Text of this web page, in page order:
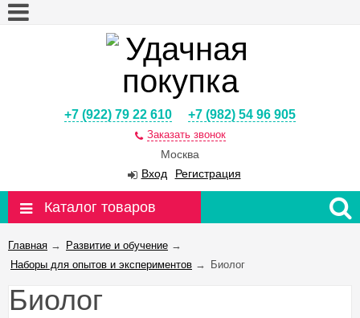
+7 (922) 79 22 610 +7 (982) 54 96 905
Заказать звонок
Москва
Вход
Регистрация
Каталог товаров
Главная → Развитие и обучение →
Наборы для опытов и экспериментов → Биолог
Биолог